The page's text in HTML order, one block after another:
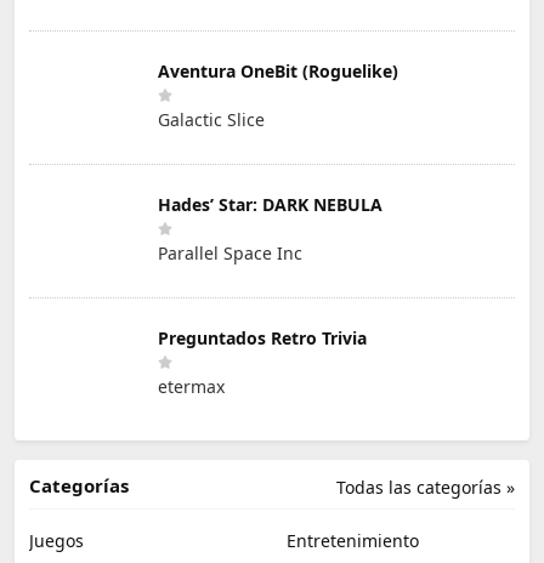
Aventura OneBit (Roguelike)
Galactic Slice
Hades’ Star: DARK NEBULA
Parallel Space Inc
Preguntados Retro Trivia
etermax
Todas las categorías »
Categorías
Juegos
Entretenimiento